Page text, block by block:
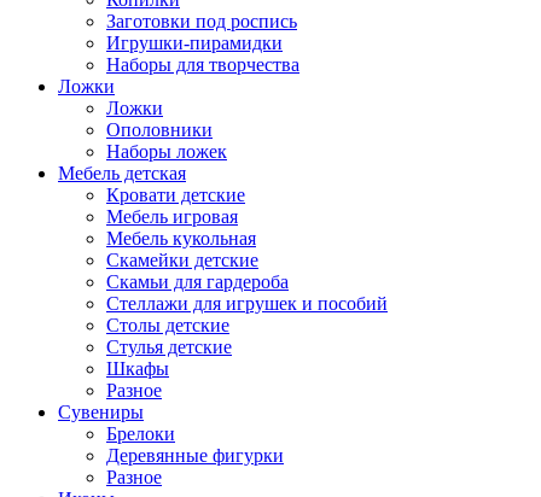
Заготовки под роспись
Игрушки-пирамидки
Наборы для творчества
Ложки
Ложки
Ополовники
Наборы ложек
Мебель детская
Кровати детские
Мебель игровая
Мебель кукольная
Скамейки детские
Скамьи для гардероба
Стеллажи для игрушек и пособий
Столы детские
Стулья детские
Шкафы
Разное
Сувениры
Брелоки
Деревянные фигурки
Разное